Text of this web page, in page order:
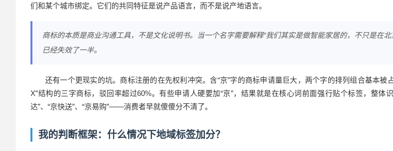
们和某个城市绑定。它们的共同特征是说产品语言，而不是说产地语言。
商标的本质是商业沟通工具，不是文化说明书。当一个名字需要解释“我们其实是做智能家居的，不只是在北
已经失效了一半。
还有一个更现实的坑。商标注册的在先权利冲突。含“京”字的商标申请量巨大，两个字的排列组合基本被
X”结构的三字商标，驳回率超过60%。有些申请人硬要加“京”，结果就是在核心词前面强行贴个标签，整体
达”、“京快送”、“京易购”——消费者早就傻傻分不清了。
我的判断框架：什么情况下地域标签加分？